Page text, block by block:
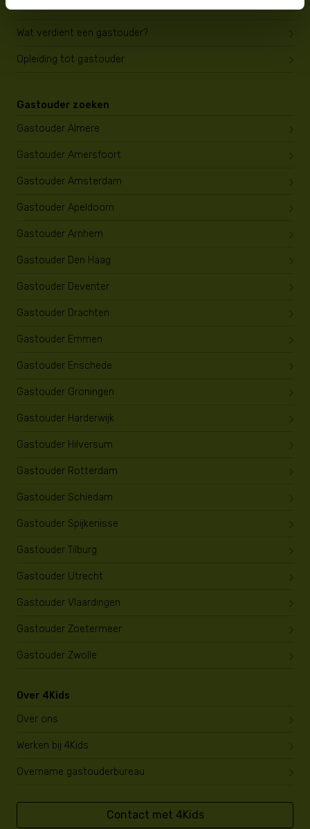
Gastouder worden
Wat verdient een gastouder?
Opleiding tot gastouder
Gastouder zoeken
Gastouder Almere
Gastouder Amersfoort
Gastouder Amsterdam
Gastouder Apeldoorn
Gastouder Arnhem
Gastouder Den Haag
Gastouder Deventer
Gastouder Drachten
Gastouder Emmen
Gastouder Enschede
Gastouder Groningen
Gastouder Harderwijk
Gastouder Hilversum
Gastouder Rotterdam
Gastouder Schiedam
Gastouder Spijkenisse
Gastouder Tilburg
Gastouder Utrecht
Gastouder Vlaardingen
Gastouder Zoetermeer
Gastouder Zwolle
Over 4Kids
Over ons
Werken bij 4Kids
Overname gastouderbureau
Contact met 4Kids